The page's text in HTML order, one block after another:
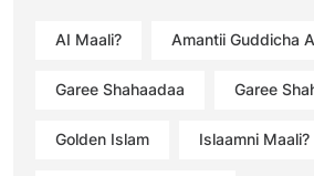
AI Maali? Amantii Guddicha
Garee Shahaadaa Garee
Golden Islam Islaamni Maali?